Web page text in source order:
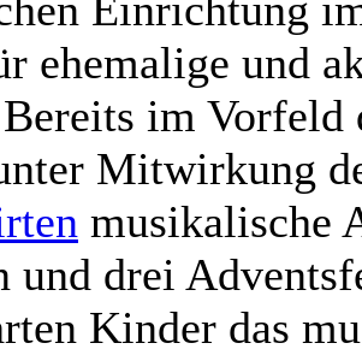
ehemalige und
im Vorfeld
Mitwirkung
musikalische
und drei
Kinder das